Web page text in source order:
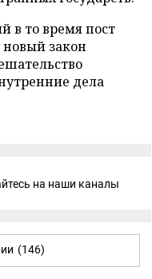
в то время пост
новый закон
дела
на наши каналы
(146)